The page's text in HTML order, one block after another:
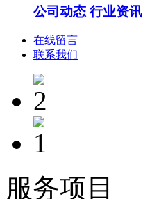
公司动态 行业资讯
在线留言
联系我们
服务项目